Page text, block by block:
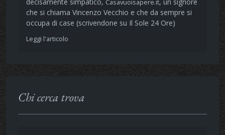
Casavuoisapere.it
che si chiama Vincenzo Vecchio e che da sempre si
occupa di case (scrivendone su Il Sole 24 Ore)
Leggi l'articolo
Chi cerca trova